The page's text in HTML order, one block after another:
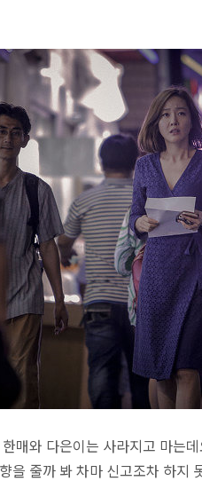
매와 다은이는 사라지고 마는
을 줄까 봐 차마 신고조차 하지